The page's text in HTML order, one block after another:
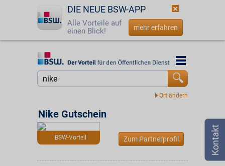
DIE NEUE BSW-APP
Alle Vorteile auf
einen Blick!
mehr erfahren
Startseite
Login
☎ 0800 - 279 25 82
Startseite
BSW-Vorteil
Nike Gutschein
Zum Partnerprofil